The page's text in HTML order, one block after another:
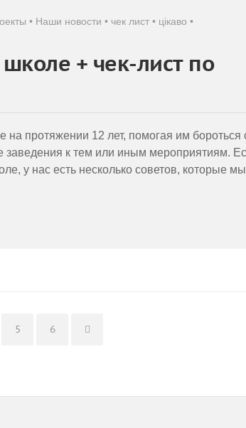
• Наши новости • чек лист • цікаво •
+ чек-лист по
протяжении 12 лет, помогая им бороться
заведения к тем или иным мероприятиям.
у нас есть несколько советов, которые мы
Page
5 Page
6